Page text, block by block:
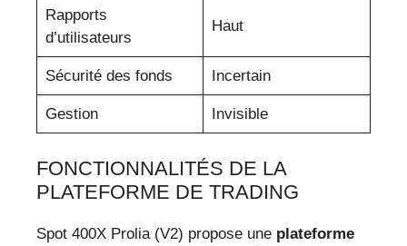
Rapports
d’utilisateurs
Haut
Sécurité des fonds Incertain
Gestion Invisible
FONCTIONNALITÉS DE LA
PLATEFORME DE TRADING
Spot 400X Prolia (V2) propose une plateforme